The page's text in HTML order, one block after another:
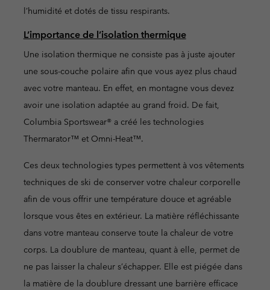
l’humidité et dotés de tissu respirants.
L’importance de l’isolation thermique
Une isolation thermique ne consiste pas à juste ajouter
une sous-couche polaire afin que vous ayez plus chaud
avec votre manteau. En effet, en montagne vous devez
avoir une isolation adaptée au grand froid. De fait,
Columbia Sportswear® a créé les technologies
Thermarator™ et Omni-Heat™.
Ces deux technologies types permettent à vos vêtements
techniques de ski de conserver votre chaleur corporelle
afin de vous offrir une température douce et agréable
lorsque vous êtes en extérieur. La matière réfléchissante
dans votre manteau conserve toute la chaleur de votre
corps. La doublure de manteau, quant à elle, permet de
ne pas laisser la chaleur s’échapper. Elle est piégée dans
la matière de la doublure dressant une barrière efficace